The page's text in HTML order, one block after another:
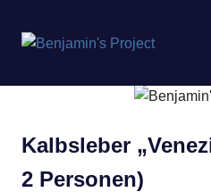
springen
Kalbsleber
2 Personen)